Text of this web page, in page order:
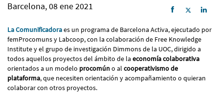
Barcelona, 08 ene 2021
La Comunificadoraes un programa de Barcelona Activa, ejecutado por
femProcomuns y Labcoop, con la colaboración de Free Knowledge
Institute y el grupo de investigación Dimmons de la UOC, dirigido a
todos aquellos proyectos del ámbito de la economía colaborativa
orientados a un modelo procomúno al cooperativismo de
plataforma, que necesiten orientación y acompañamiento o quieran
colaborar con otros proyectos.